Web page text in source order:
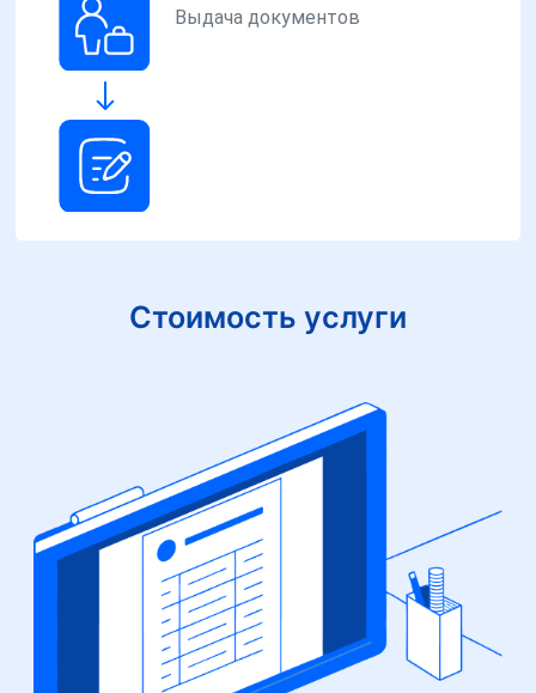
Выдача документов
Стоимость услуги